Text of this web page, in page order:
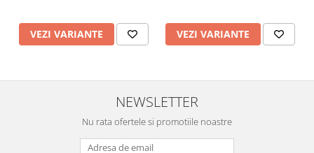
VEZI VARIANTE VEZI VARIANTE
NEWSLETTER
Nu rata ofertele si promotiile noastre